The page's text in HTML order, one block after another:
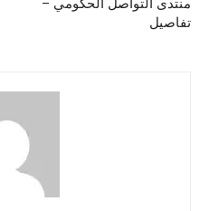
منتدى التواصل الحكومي –
تفاصيل